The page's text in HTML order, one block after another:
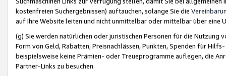
kostenfreien Suchergebnissen) auftauchen, solange Sie die
auf Ihre Website leiten und nicht unmittelbar oder mittelbar über eine
(g) Sie werden natürlichen oder juristischen Personen für die Nutzung
Form von Geld, Rabatten, Preisnachlässen, Punkten, Spenden für
beispielsweise keine Prämien- oder Treueprogramme auflegen, die
Partner-Links zu besuchen.